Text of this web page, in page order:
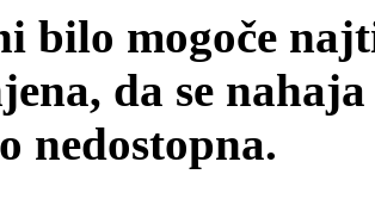
bilo mogoče
da se
nedostopna.